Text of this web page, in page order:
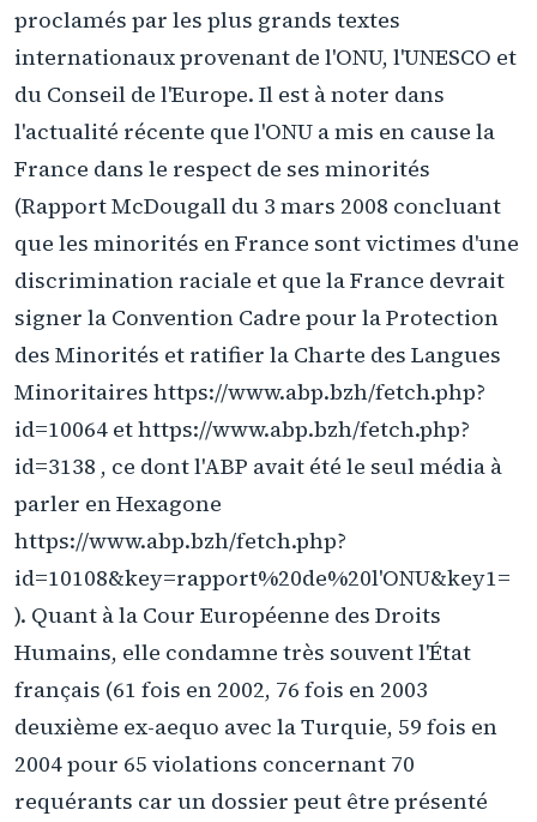
proclamés par les plus grands textes
internationaux provenant de l'ONU, l'UNESCO et
du Conseil de l'Europe. Il est à noter dans
l'actualité récente que l'ONU a mis en cause la
France dans le respect de ses minorités
(Rapport McDougall du 3 mars 2008 concluant
que les minorités en France sont victimes d'une
discrimination raciale et que la France devrait
signer la Convention Cadre pour la Protection
des Minorités et ratifier la Charte des Langues
Minoritaires https://www.abp.bzh/fetch.php?
id=10064 et https://www.abp.bzh/fetch.php?
id=3138 , ce dont l'ABP avait été le seul média à
parler en Hexagone
https://www.abp.bzh/fetch.php?
id=10108&key=rapport%20de%20l'ONU&key1=
). Quant à la Cour Européenne des Droits
Humains, elle condamne très souvent l'État
français (61 fois en 2002, 76 fois en 2003
deuxième ex-aequo avec la Turquie, 59 fois en
2004 pour 65 violations concernant 70
requérants car un dossier peut être présenté